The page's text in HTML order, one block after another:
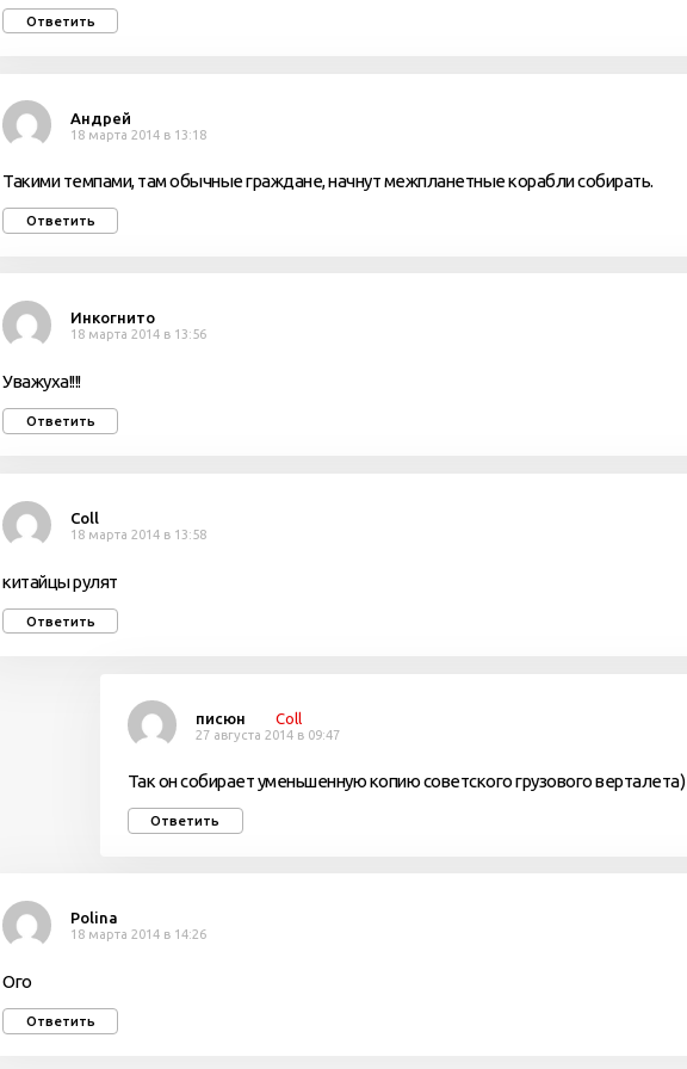
Ответить
Андрей
18 марта 2014 в 13:18
Такими темпами, там обычные граждане, начнут межпланетные корабли собирать.
Ответить
Инкогнито
18 марта 2014 в 13:56
Уважуха!!!!
Ответить
Coll
18 марта 2014 в 13:58
китайцы рулят
Ответить
писюн Coll
27 августа 2014 в 09:47
Так он собирает уменьшенную копию советского грузового верталета)
Ответить
Polina
18 марта 2014 в 14:26
Ого
Ответить